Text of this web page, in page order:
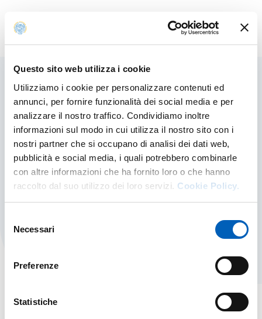
Questo sito web utilizza i cookie
Utilizziamo i cookie per personalizzare contenuti ed
annunci, per fornire funzionalità dei social media e per
analizzare il nostro traffico. Condividiamo inoltre
informazioni sul modo in cui utilizza il nostro sito con i
nostri partner che si occupano di analisi dei dati web,
pubblicità e social media, i quali potrebbero combinarle
con altre informazioni che ha fornito loro o che hanno
raccolto dal suo utilizzo dei loro servizi. Cookie Policy.
delNecessari
Preferenze
Statistiche
Modificato il
Contenuti correlati
Informazioni sul sito
Informazioni e risorse riguardanti il sito
dell'Ateneo